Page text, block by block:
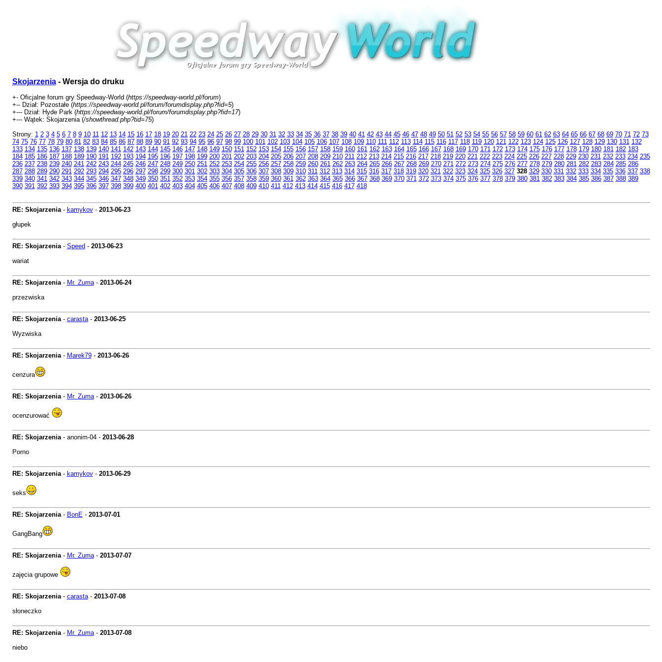
Skojarzenia- Wersja do druku
+- Oficjalne forum gry Speedway-World (https://speedway-world.pl/forum)
+-- Dział: Pozostałe (https://speedway-world.pl/forum/forumdisplay.php?fid=5)
+--- Dział: Hyde Park (https://speedway-world.pl/forum/forumdisplay.php?fid=17)
+--- Wątek: Skojarzenia (/showthread.php?tid=75)
Strony: 1 2 3 4 5 6 7 8 9 10 11 12 13 14 15 16 17 18 19 20 21 22 23 24 25 26 27 28 29 30 31 32 33 34 35 36 37 38 39 40 41 42 43 44 45 46 47 48 49 50 51 52 53 54 55 56 57 58 59 60 61 62 63 64 65 66 67 68 69 70 71 72 73
74 75 76 77 78 79 80 81 82 83 84 85 86 87 88 89 90 91 92 93 94 95 96 97 98 99 100 101 102 103 104 105 106 107 108 109 110 111 112 113 114 115 116 117 118 119 120 121 122 123 124 125 126 127 128 129 130 131 132
133 134 135 136 137 138 139 140 141 142 143 144 145 146 147 148 149 150 151 152 153 154 155 156 157 158 159 160 161 162 163 164 165 166 167 168 169 170 171 172 173 174 175 176 177 178 179 180 181 182 183
184 185 186 187 188 189 190 191 192 193 194 195 196 197 198 199 200 201 202 203 204 205 206 207 208 209 210 211 212 213 214 215 216 217 218 219 220 221 222 223 224 225 226 227 228 229 230 231 232 233 234 235
236 237 238 239 240 241 242 243 244 245 246 247 248 249 250 251 252 253 254 255 256 257 258 259 260 261 262 263 264 265 266 267 268 269 270 271 272 273 274 275 276 277 278 279 280 281 282 283 284 285 286
287 288 289 290 291 292 293 294 295 296 297 298 299 300 301 302 303 304 305 306 307 308 309 310 311 312 313 314 315 316 317 318 319 320 321 322 323 324 325 326 327 328 329 330 331 332 333 334 335 336 337 338
339 340 341 342 343 344 345 346 347 348 349 350 351 352 353 354 355 356 357 358 359 360 361 362 363 364 365 366 367 368 369 370 371 372 373 374 375 376 377 378 379 380 381 382 383 384 385 386 387 388 389
390 391 392 393 394 395 396 397 398 399 400 401 402 403 404 405 406 407 408 409 410 411 412 413 414 415 416 417 418
RE: Skojarzenia- kamykov- 2013-06-23
głupek
RE: Skojarzenia- Speed - 2013-06-23
wariat
RE: Skojarzenia- Mr. Zuma- 2013-06-24
przezwiska
RE: Skojarzenia- carasta- 2013-06-25
Wyzwiska
RE: Skojarzenia- Marek79- 2013-06-26
cenzura
RE: Skojarzenia- Mr. Zuma- 2013-06-26
ocenzurować
RE: Skojarzenia- anonim-04 - 2013-06-28
Porno
RE: Skojarzenia- kamykov- 2013-06-29
seks
RE: Skojarzenia- BonE- 2013-07-01
GangBang
RE: Skojarzenia- Mr. Zuma- 2013-07-07
zajęcia grupowe
RE: Skojarzenia- carasta- 2013-07-08
słoneczko
RE: Skojarzenia- Mr. Zuma- 2013-07-08
niebo